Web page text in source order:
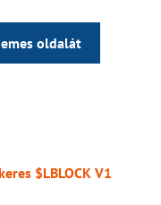
oldalát
$LBLOCK V1